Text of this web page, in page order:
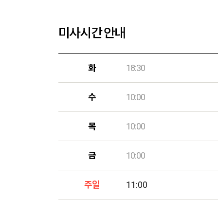
미사시간 안내
화 18:30
수 10:00
목 10:00
금 10:00
주일 11:00